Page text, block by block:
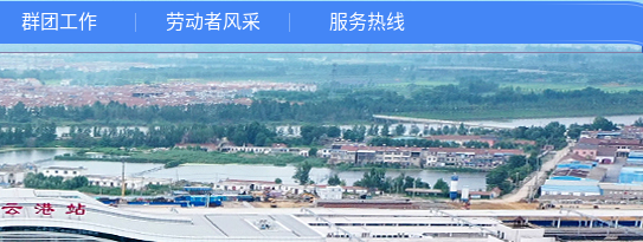
群团工作 劳动者风采 服务热线